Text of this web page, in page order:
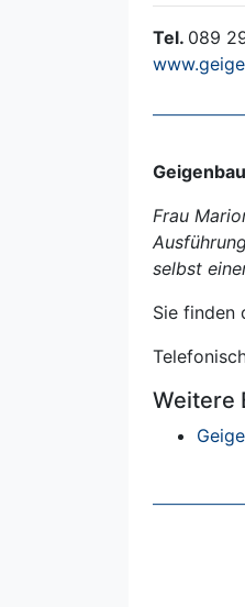
Tel. 089
Frau
selbst
Sie finden
Weitere
Geige